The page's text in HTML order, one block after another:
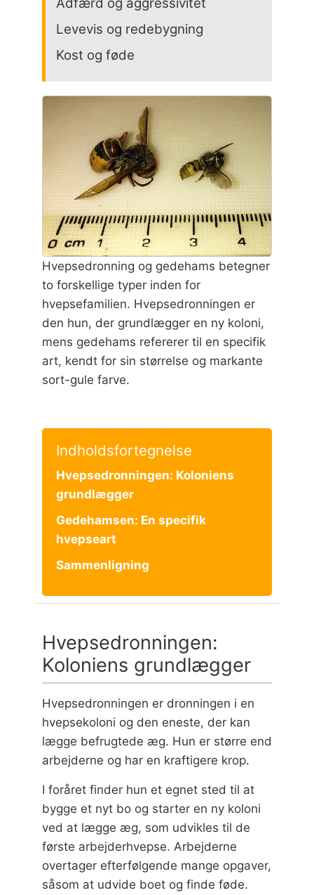
Levevis og redebygning
Kost og føde
Hvepsedronning og gedehams betegner
to forskellige typer inden for
hvepsefamilien. Hvepsedronningen er
den hun, der grundlægger en ny koloni,
mens gedehams refererer til en specifik
art, kendt for sin størrelse og markante
sort-gule farve.
Indholdsfortegnelse
Hvepsedronningen: Koloniens
grundlægger
Gedehamsen: En specifik
hvepseart
Sammenligning
Hvepsedronningen:
Koloniens grundlægger
Hvepsedronningen er dronningen i en
hvepsekoloni og den eneste, der kan
lægge befrugtede æg. Hun er større end
arbejderne og har en kraftigere krop.
I foråret finder hun et egnet sted til at
bygge et nyt bo og starter en ny koloni
ved at lægge æg, som udvikles til de
første arbejderhvepse. Arbejderne
overtager efterfølgende mange opgaver,
såsom at udvide boet og finde føde.